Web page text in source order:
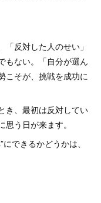
反対した人のせい」
もない。「自分が選ん
こそが、挑戦を成功に
き、最初は反対してい
う日が来ます。
できるかどうかは、